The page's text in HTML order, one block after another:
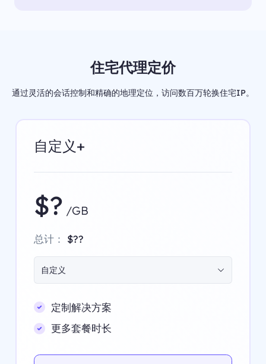
住宅代理定价
通过灵活的会话控制和精确的地理定位，访问数百万轮换住宅IP。
自定义+
$? /GB
总计： $??
自定义
定制解决方案
更多套餐时长